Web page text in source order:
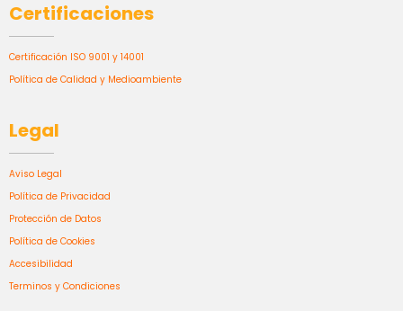
Certificaciones
Certificación ISO 9001 y 14001
Política de Calidad y Medioambiente
Legal
Aviso Legal
Política de Privacidad
Protección de Datos
Política de Cookies
Accesibilidad
Terminos y Condiciones